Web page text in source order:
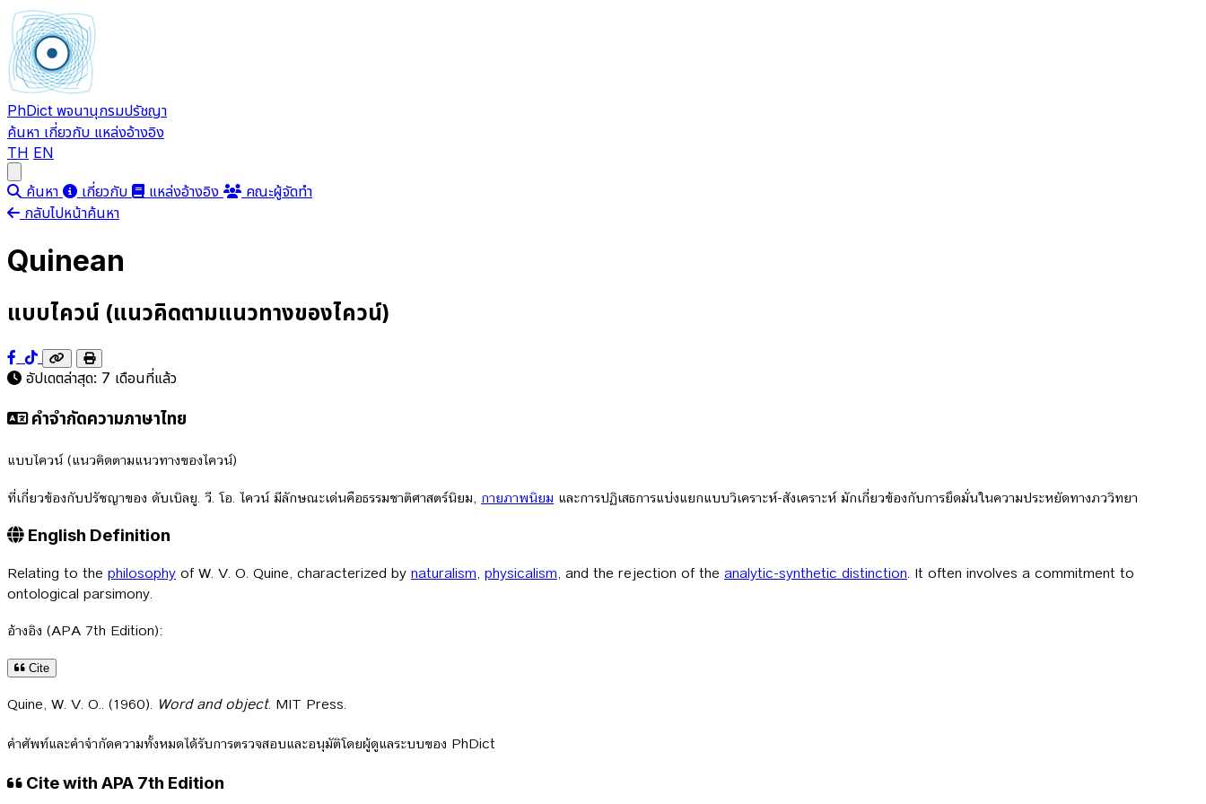
PhDict พจนานุกรมปรัชญา
ค้นหา เกี่ยวกับ แหล่งอ้างอิง
TH EN
ค้นหา เกี่ยวกับ แหล่งอ้างอิง
คณะผู้จัดทำ
กลับไปหน้าค้นหา
Quinean
แบบไควน์ (แนวคิดตามแนวทางของไควน์)
อัปเดตล่าสุด: 7 เดือนที่แล้ว
คำจำกัดความภาษาไทย
แบบไควน์ (แนวคิดตามแนวทางของไควน์)
ที่เกี่ยวข้องกับปรัชญาของ ดับเบิลยู. วี. โอ. ไควน์ มีลักษณะเด่นคือธรรมชาติศาสตร์นิยม, กายภาพนิยม และการปฏิเสธการแบ่งแยกแบบวิเคราะห์-สังเคราะห์ มักเกี่ยวข้องกับการยึดมั่นในความประหยัดทางภววิทยา
English Definition
Relating to the philosophy of W. V. O. Quine, characterized by naturalism, physicalism, and the rejection of the analytic-synthetic distinction. It often involves a commitment to
ontological parsimony.
อ้างอิง (APA 7th Edition):
Cite
Quine, W. V. O.. (1960). Word and object. MIT Press.
คำศัพท์และคำจำกัดความทั้งหมดได้รับการตรวจสอบและอนุมัติโดยผู้ดูแลระบบของ PhDict
Cite with APA 7th Edition